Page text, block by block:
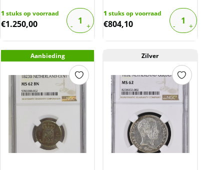
1 stuks op voorraad
€1.250,00
1 stuks op voorraad
€804,10
Aanbieding Zilver